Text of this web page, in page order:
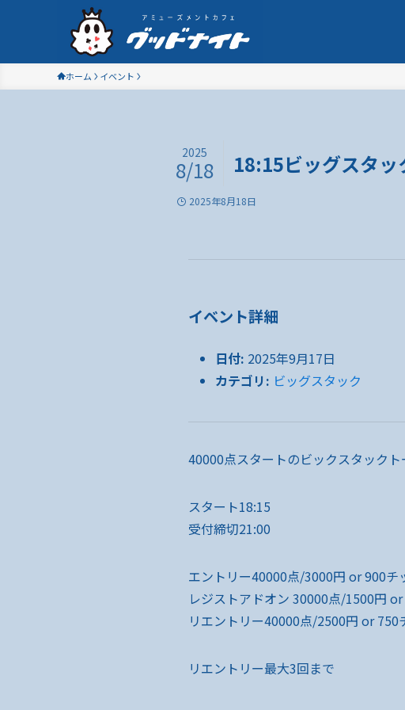
ホーム イベント
18:15ビッグスタッ
2025
8/18
2025年8月18日
イベント詳細
日付: 2025年9月17日
カテゴリ: ビッグスタック
40000点スタートのビックスタックト
スタート18:15
受付締切21:00
エントリー40000点/3000円 or 900チ
レジストアドオン 30000点/1500円
リエントリー40000点/2500円 or 750
リエントリー最大3回まで